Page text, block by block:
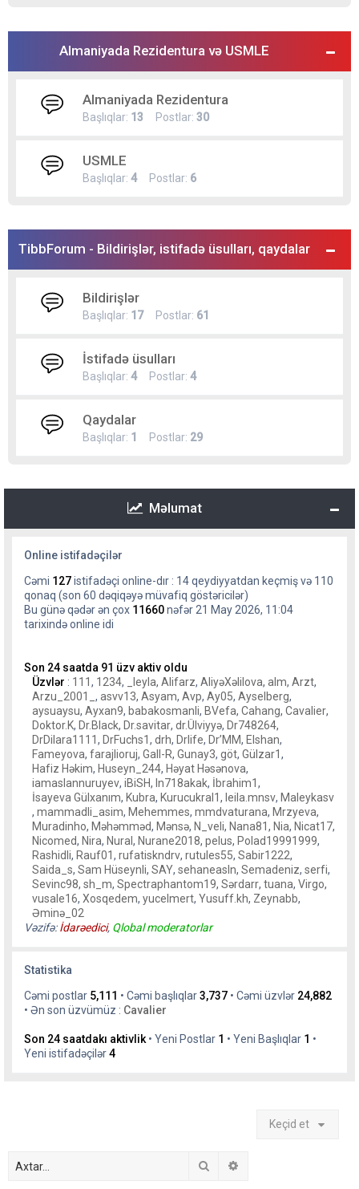
Almaniyada Rezidentura və USMLE
Almaniyada Rezidentura
Başlıqlar: 13 Postlar: 30
USMLE
Başlıqlar: 4Postlar: 6
TibbForum - Bildirişlər, istifadə üsulları, qaydalar
Bildirişlər
Başlıqlar: 17Postlar: 61
İstifadə üsulları
Başlıqlar: 4Postlar: 4
Qaydalar
Başlıqlar: 1 Postlar: 29
Məlumat
Online istifadəçilər
Cəmi 127istifadəçi online-dır : 14 qeydiyyatdan keçmiş və 110
qonaq (son 60 dəqiqəyə müvafiq göstəricilər)
Bu günə qədər ən çox 11660nəfər 21 May 2026, 11:04
tarixində online idi
Son 24 saatda 91 üzv aktiv oldu
Üzvlər : 111 , 1234, _leyla, Alifarz, AliyəXəlilova, alm, Arzt,
Arzu_2001_ , asvv13, Asyam, Avp, Ay05, Ayselberg,
aysuaysu, Ayxan9, babakosmanli, BVefa, Cahang, Cavalier,
Doktor.K, Dr.Black, Dr.savitar, dr.Ülviyyə, Dr748264,
DrDilara1111 , DrFuchs1 , drh, Drlife, Dr’MM, Elshan,
Fameyova, farajlioruj, Gall-R, Gunay3, göt, Gülzar1 ,
Hafiz Həkim, Huseyn_244, Həyat Həsənova,
iamaslannuruyev, iBiSH, In718akak, İbrahim1 ,
İsayeva Gülxanım, Kubra, Kurucukral1 , leila.mnsv, Maleykasv
, mammadli_asim, Mehemmes, mmdvaturana, Mrzyeva,
Muradinho, Məhəmməd, Mənsə, N_veli, Nana81 , Nia, Nicat17,
Nicomed, Nira, Nural , Nurane2018, pelus, Polad19991999,
Rashidli, Rauf01 , rufatiskndrv, rutules55, Sabir1222,
Saida_s, Sam Hüseynli, SAY, sehaneasln, Semadeniz, serfi,
Sevinc98, sh_m, Spectraphantom19, Sərdarr, tuana, Virgo,
vusale16, Xosqedem, yucelmert, Yusuff.kh, Zeynabb,
Əminə_02
Vəzifə:İdarəedici, Qlobal moderatorlar
Statistika
Cəmi postlar 5,111 • Cəmi başlıqlar3,737 • Cəmi üzvlər 24,882
• Ən son üzvümüz : Cavalier
Son 24 saatdakı aktivlik • Yeni Postlar 1 • Yeni Başlıqlar 1 •
Yeni istifadəçilər4
Keçid et
Axtar